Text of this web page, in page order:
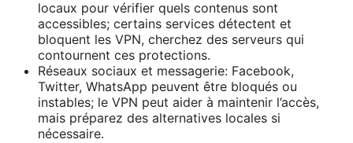
locaux pour vérifier quels contenus sont
accessibles; certains services détectent et
bloquent les VPN, cherchez des serveurs qui
contournent ces protections.
Réseaux sociaux et messagerie: Facebook,
Twitter, WhatsApp peuvent être bloqués ou
instables; le VPN peut aider à maintenir l’accès,
mais préparez des alternatives locales si
nécessaire.